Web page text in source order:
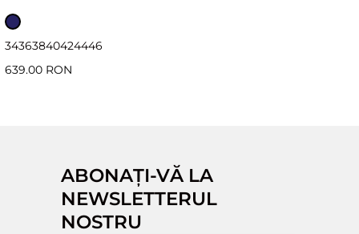
34363840424446
639.00 RON
ABONAȚI-VĂ LA
NEWSLETTERUL
NOSTRU